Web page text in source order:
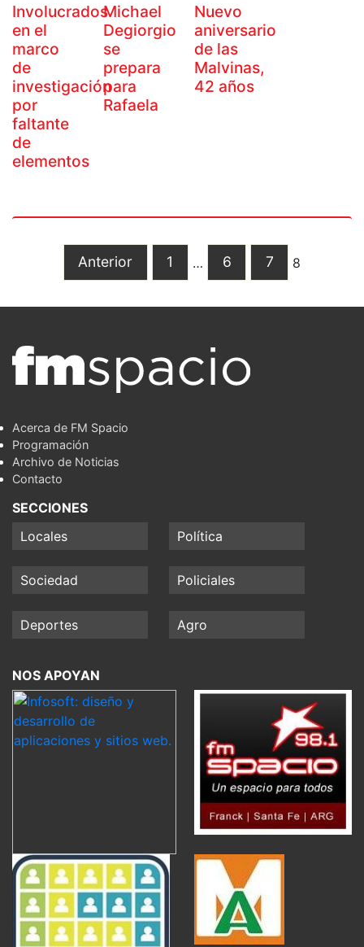
Involucrados
en el
marco
de
investigación
por
faltante
de
elementos
Michael
Degiorgio
se
prepara
para
Rafaela
Nuevo
aniversario
de las
Malvinas,
42 años
Anterior 1 … 6 7 8
Acerca de FM Spacio
Programación
Archivo de Noticias
Contacto
SECCIONES
Locales
Política
Sociedad Policiales
Deportes Agro
NOS APOYAN